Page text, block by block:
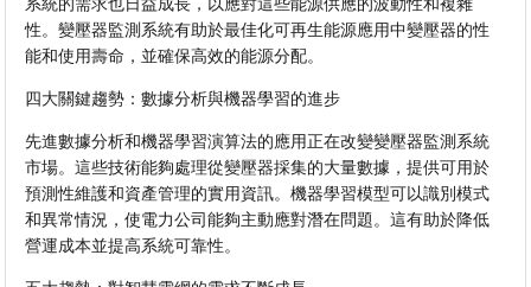
性。變壓器監測系統有助於最佳化可再生能源應用中變壓器的性
能和使用壽命，並確保高效的能源分配。
四大關鍵趨勢：數據分析與機器學習的進步
先進數據分析和機器學習演算法的應用正在改變變壓器監測系統
市場。這些技術能夠處理從變壓器採集的大量數據，提供可用於
預測性維護和資產管理的實用資訊。機器學習模型可以識別模式
和異常情況，使電力公司能夠主動應對潛在問題。這有助於降低
營運成本並提高系統可靠性。